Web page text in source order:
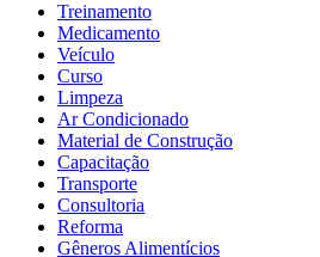
Treinamento
Medicamento
Veículo
Curso
Limpeza
Ar Condicionado
Material de Construção
Capacitação
Transporte
Consultoria
Reforma
Gêneros Alimentícios